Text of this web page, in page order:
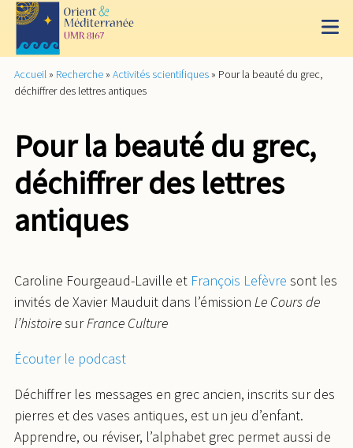
Accueil » Recherche » Activités scientifiques » Pour la beauté du grec,
déchiffrer des lettres antiques
Pour la beauté du grec,
déchiffrer des lettres
antiques
Caroline Fourgeaud-Laville et François Lefèvre sont les
invités de Xavier Mauduit dans l’émission Le Cours de
l’histoiresurFrance Culture
Écouter le podcast
Déchiffrer les messages en grec ancien, inscrits sur des
pierres et des vases antiques, est un jeu d’enfant.
Apprendre, ou réviser, l’alphabet grec permet aussi de